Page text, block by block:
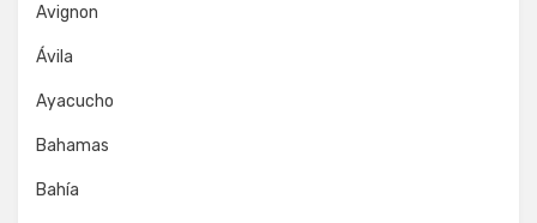
Avignon
Ávila
Ayacucho
Bahamas
Bahía